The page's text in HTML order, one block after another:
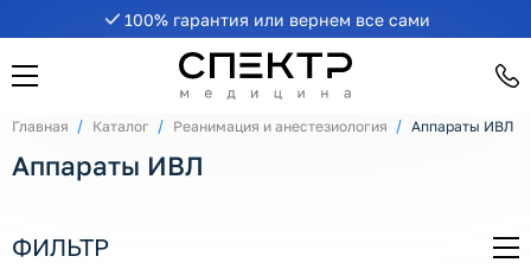
100% гарантия или вернем все сами
Главная Каталог Реанимация и анестезиология Аппараты ИВЛ
Аппараты ИВЛ
развернуть категорию
ФИЛЬТР